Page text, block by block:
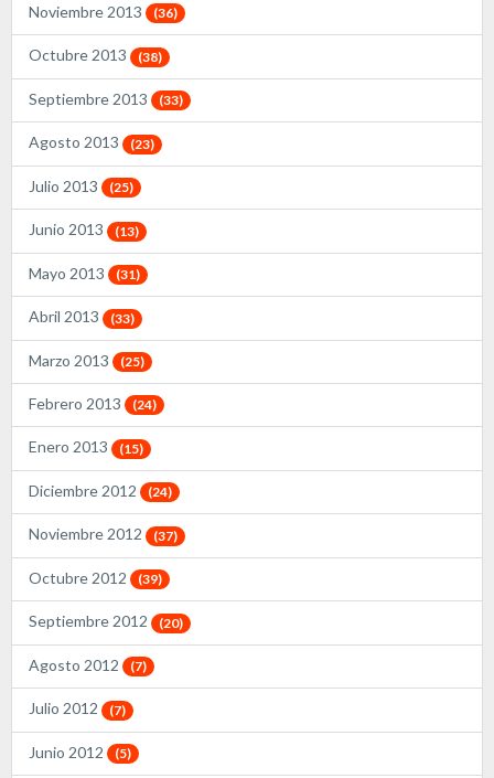
Noviembre 2013 (36)
Octubre 2013 (38)
Septiembre 2013 (33)
Agosto 2013 (23)
Julio 2013 (25)
Junio 2013 (13)
Mayo 2013 (31)
Abril 2013 (33)
Marzo 2013 (25)
Febrero 2013 (24)
Enero 2013 (15)
Diciembre 2012 (24)
Noviembre 2012 (37)
Octubre 2012 (39)
Septiembre 2012 (20)
Agosto 2012 (7)
Julio 2012 (7)
Junio 2012 (5)